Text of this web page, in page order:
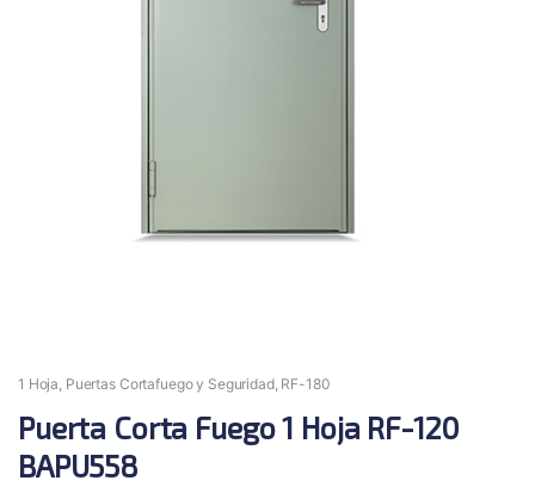
1 Hoja, Puertas Cortafuego y Seguridad, RF-180
Puerta Corta Fuego 1 Hoja RF-120
BAPU558